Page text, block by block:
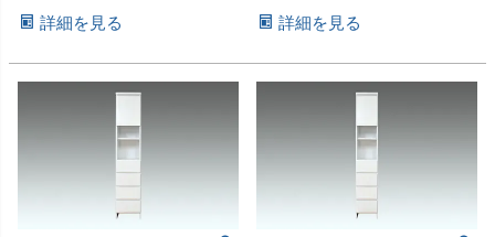
詳細を見る 詳細を見る